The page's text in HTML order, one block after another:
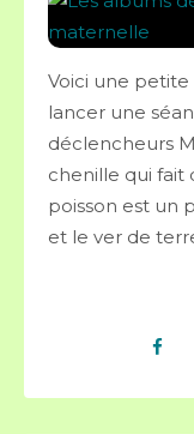
Voici une
lancer une
déclencheurs
chenille qui fait
poisson est un
et le ver de